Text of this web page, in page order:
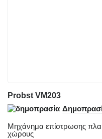
Probst VM203
Μηχάνημα επίστρωσης
χώρους